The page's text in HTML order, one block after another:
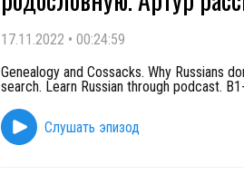
17.11.2022 • 00:24:59
Genealogy and Cossacks. Why Russians
search. Learn Russian through podcast.
Слушать эпизод